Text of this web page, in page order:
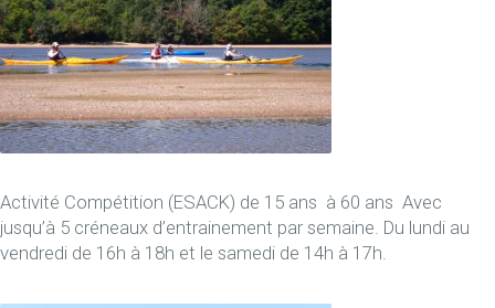
Activité Compétition (ESACK) de 15 ans à 60 ans Avec
jusqu’à 5 créneaux d’entrainement par semaine. Du lundi au
vendredi de 16h à 18h et le samedi de 14h à 17h.